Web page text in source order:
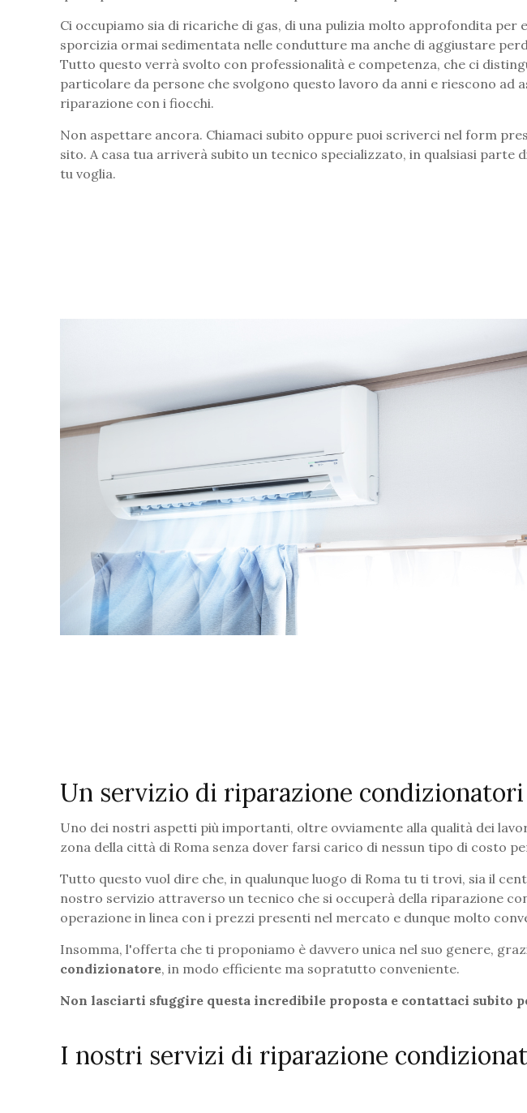
Ci occupiamo sia di ricariche di gas, di una pulizia molto approfondita per
sporcizia ormai sedimentata nelle condutture ma anche di aggiustare
Tutto questo verrà svolto con professionalità e competenza, che ci
particolare da persone che svolgono questo lavoro da anni e riescono ad
riparazione con i fiocchi.
Non aspettare ancora. Chiamaci subito oppure puoi scriverci nel form
sito. A casa tua arriverà subito un tecnico specializzato, in qualsiasi parte
tu voglia.
Un servizio di riparazione
Uno dei nostri aspetti più importanti, oltre ovviamente alla qualità dei
zona della città di Roma senza dover farsi carico di nessun tipo di costo
Tutto questo vuol dire che, in qualunque luogo di Roma tu ti trovi, sia il
nostro servizio attraverso un tecnico che si occuperà della riparazione
operazione in linea con i prezzi presenti nel mercato e dunque molto
Insomma, l'offerta che ti proponiamo è davvero unica nel suo genere,
condizionatore, in modo efficiente ma sopratutto conveniente.
Non lasciarti sfuggire questa incredibile proposta e contattaci subito
I nostri servizi di riparazione